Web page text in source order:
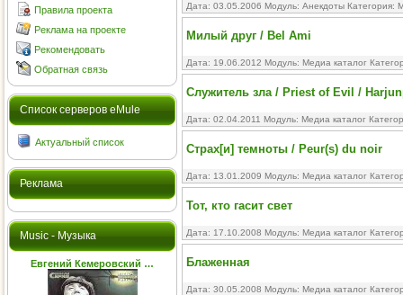
Правила проекта
Реклама на проекте
Рекомендовать
Обратная связь
Cписок серверов eMule
Актуальный список
Реклама
Music - Музыка
Евгений Кемеровский …
Дата: 03.05.2006 Модуль: Анекдоты Категория:
Милый друг / Bel Ami
Дата: 19.06.2012 Модуль: Медиа каталог
Служитель зла / Priest of Evil /
Дата: 02.04.2011 Модуль: Медиа каталог
Страх[и] темноты / Peur(s) du noir
Дата: 13.01.2009 Модуль: Медиа каталог
Тот, кто гасит свет
Дата: 17.10.2008 Модуль: Медиа каталог
Блаженная
Дата: 30.05.2008 Модуль: Медиа каталог